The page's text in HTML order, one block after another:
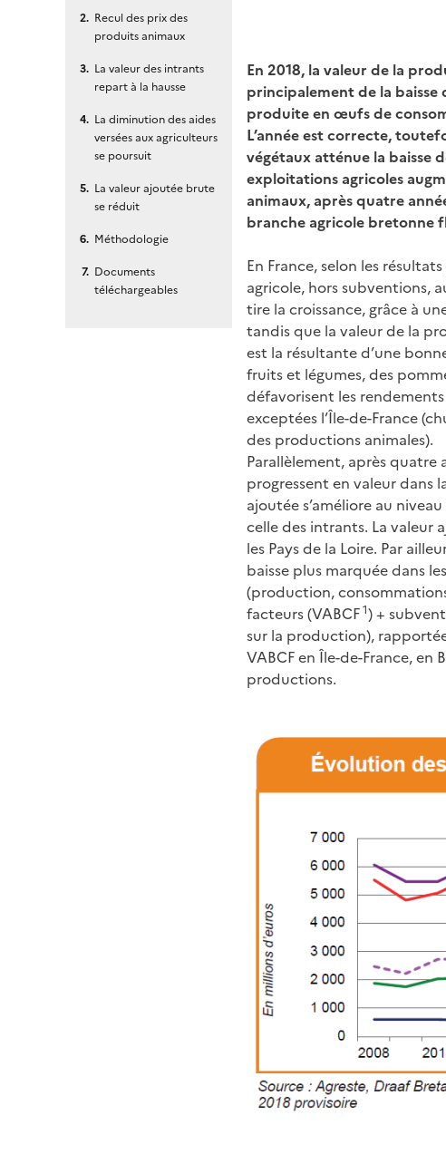
Recul des prix des
produits animaux
La valeur des intrants
repart à la hausse
La diminution des aides
versées aux agriculteurs
se poursuit
La valeur ajoutée brute
se réduit
Méthodologie
Documents
téléchargeables
En 2018, la valeur de la
principalement de la
produite en œufs de
L’année est correcte,
végétaux atténue la baisse
exploitations agricoles
animaux, après quatre
branche agricole bretonne
En France, selon les
agricole, hors subventions,
tire la croissance, grâce à
tandis que la valeur de la
est la résultante d’une
fruits et légumes, des
défavorisent les rendements
exceptées l’Île-de-France
des productions animales).
Parallèlement, après quatre
progressent en valeur dans
ajoutée s’améliore au
celle des intrants. La valeur
les Pays de la Loire. Par
baisse plus marquée dans
(production,
facteurs (VABCF1) +
sur la production),
VABCF en Île-de-France, en
productions.